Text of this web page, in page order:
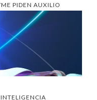
PIDEN AUXILIO